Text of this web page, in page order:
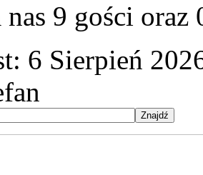
nas 9 gości
6 Sierpień